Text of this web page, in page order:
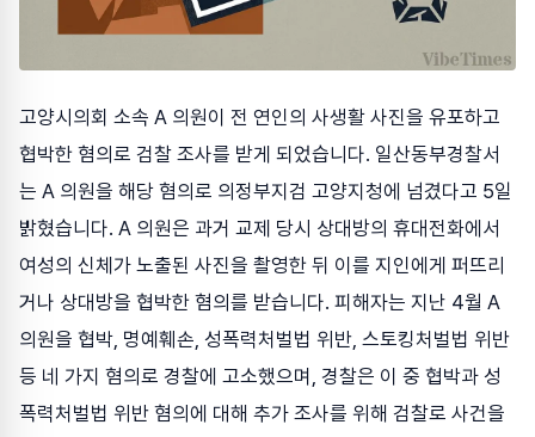
고양시의회 소속 A 의원이 전 연인의 사생활 사진을 유포하고
협박한 혐의로 검찰 조사를 받게 되었습니다. 일산동부경찰서
는 A 의원을 해당 혐의로 의정부지검 고양지청에 넘겼다고 5일
밝혔습니다. A 의원은 과거 교제 당시 상대방의 휴대전화에서
여성의 신체가 노출된 사진을 촬영한 뒤 이를 지인에게 퍼뜨리
거나 상대방을 협박한 혐의를 받습니다. 피해자는 지난 4월 A
의원을 협박, 명예훼손, 성폭력처벌법 위반, 스토킹처벌법 위반
등 네 가지 혐의로 경찰에 고소했으며, 경찰은 이 중 협박과 성
폭력처벌법 위반 혐의에 대해 추가 조사를 위해 검찰로 사건을